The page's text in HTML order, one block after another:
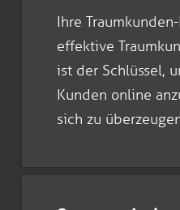
Ihre
effektive
ist der Schlüssel,
Kunden online
sich zu